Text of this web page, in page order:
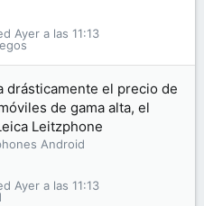
Ayer a las 11:13
drásticamente el precio de
de gama alta, el
Leitzphone
Android
Ayer a las 11:13